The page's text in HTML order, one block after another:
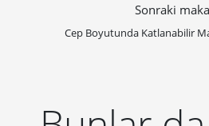
Sonraki
Cep Boyutunda Katlanabilir